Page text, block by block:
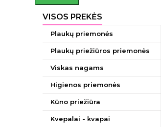
VISOS PREKĖS
Plaukų priemonės
Plaukų priežiūros priemonės
Viskas nagams
Higienos priemonės
Kūno priežiūra
Kvepalai - kvapai